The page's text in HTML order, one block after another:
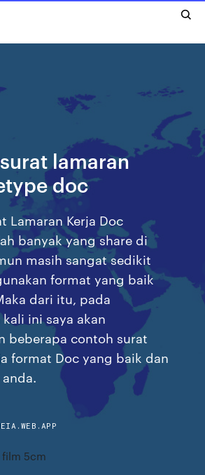
lamaran
doc
Lamaran Kerja Doc
banyak yang share di
masih sangat sedikit
format yang baik
dari itu, pada
ini saya akan
beberapa contoh surat
format Doc yang baik dan
film 5cm